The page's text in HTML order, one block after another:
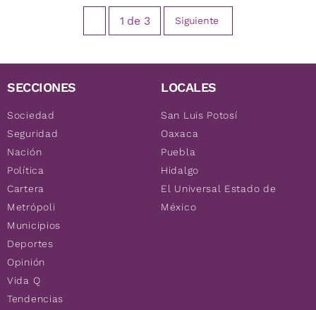
1 de 3 Siguiente
SECCIONES
Sociedad
Seguridad
Nación
Política
Cartera
Metrópoli
Municipios
Deportes
Opinión
Vida Q
Tendencias
LOCALES
San Luis Potosí
Oaxaca
Puebla
Hidalgo
El Universal Estado de
México